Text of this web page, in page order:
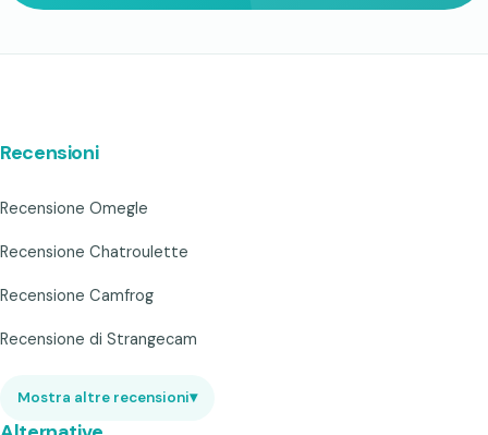
Recensioni
Recensione Omegle
Recensione Chatroulette
Recensione Camfrog
Recensione di Strangecam
Mostra altre recensioni▾